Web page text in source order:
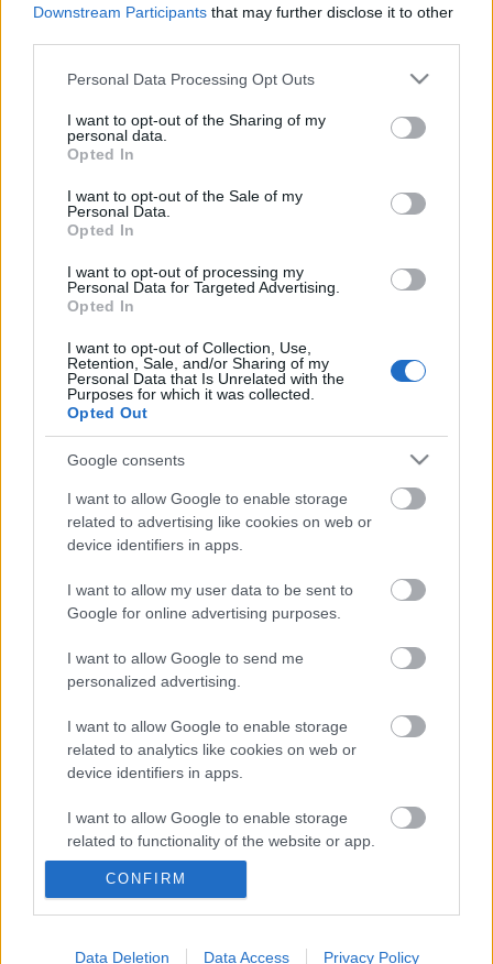
Downstream Participants that may further disclose it to other
Please note that this website/app uses one or more Google
not limited to your visit or usage behaviour. You may click to
grant or deny consent to Google and its third-party tags to
use your data for below specified purposes in below Google
consent section.
Personal Data Processing Opt Outs
I want to opt-out of the Sharing of my
personal data.
Opted In
I want to opt-out of the Sale of my
Personal Data.
Opted In
I want to opt-out of processing my
Personal Data for Targeted Advertising.
Opted In
I want to opt-out of Collection, Use,
Retention, Sale, and/or Sharing of my
Personal Data that Is Unrelated with the
Purposes for which it was collected.
Opted Out
Google consents
I want to allow Google to enable storage
related to advertising like cookies on web or
device identifiers in apps.
I want to allow my user data to be sent to
Google for online advertising purposes.
I want to allow Google to send me
personalized advertising.
I want to allow Google to enable storage
related to analytics like cookies on web or
device identifiers in apps.
I want to allow Google to enable storage
related to functionality of the website or app.
I want to allow Google to enable storage
I want to allow Google to enable storage
CONFIRM
Data Deletion Data Access Privacy Policy
Könyvkritika – Rojik Tamás:
Szárazság (2020)
Mesterien ábrázolt disztópikus jövőkép
Luthien Lovemagic•2021. november 10.
Nagyon szeretem a disztópia műfaját, különösen
akkor, ha valamilyen katasztrófa felé sodródó
világot ábrázolnak, egy ilyen súlyos esemény alatt
mutatják be. Viszont ebből az alzsánerből nem sok
olyat olvastam, ami Magyarországon játszódna, és